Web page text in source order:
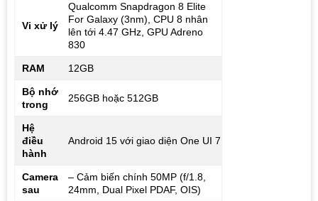
Vi xử lý
Qualcomm Snapdragon 8 Elite
For Galaxy (3nm), CPU 8 nhân
lên tới 4.47 GHz, GPU Adreno
830
RAM 12GB
Bộ nhớ
trong
256GB hoặc 512GB
Hệ
điều
hành
Android 15 với giao diện One UI 7
Camera
sau
– Cảm biến chính 50MP (f/1.8,
24mm, Dual Pixel PDAF, OIS)